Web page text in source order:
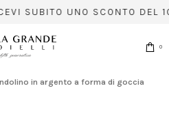
SUBITO UNO SCONTO
0
in argento a forma di goccia